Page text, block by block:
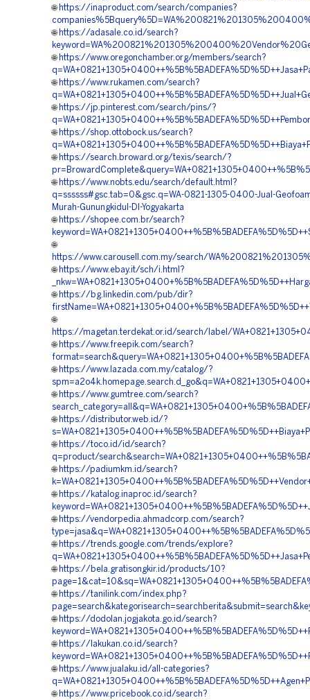
🌐 https://inaproduct.com/search/companies?
🌐 https://adasale.co.id/search?
🌐 https://www.oregonchamber.org/members/search?
🌐 https://www.rukamen.com/search?
🌐 https://jp.pinterest.com/search/pins/?
🌐 https://shop.ottobock.us/search?
🌐 https://search.broward.org/texis/search/?
🌐 https://www.nobts.edu/search/default.html?
q=ssssss#gsc.tab=0&gsc.q=WA-0821-1305-0400-Jual-
Murah-Gunungkidul-DI-Yogyakarta
🌐 https://shopee.com.br/search?
🌐
https://www.carousell.com.my/search/
🌐 https://www.ebay.it/sch/i.html?
🌐 https://bg.linkedin.com/pub/dir?
🌐
https://magetan.terdekat.or.id/search/label/
🌐 https://www.freepik.com/search?
🌐 https://www.lazada.com.my/catalog/?
🌐 https://www.gumtree.com/search?
🌐 https://distributor.web.id/?
🌐 https://toco.id/id/search?
q=product/
🌐 https://padiumkm.id/search?
🌐 https://katalog.inaproc.id/search?
🌐 https://vendorpedia.ahmadcorp.com/search?
🌐 https://trends.google.com/trends/explore?
🌐 https://bela.gratisongkir.id/products/10?
🌐 https://tanilink.com/index.php?
🌐 https://dodolan.jogjakota.go.id/search?
🌐 https://lakukan.co.id/search?
🌐 https://www.jualaku.id/all-categories?
🌐 https://www.pricebook.co.id/search?